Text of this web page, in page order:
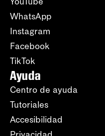
WhatsApp
Instagram
Facebook
TikTok
Ayuda
Centro de ayuda
Tutoriales
Accesibilidad